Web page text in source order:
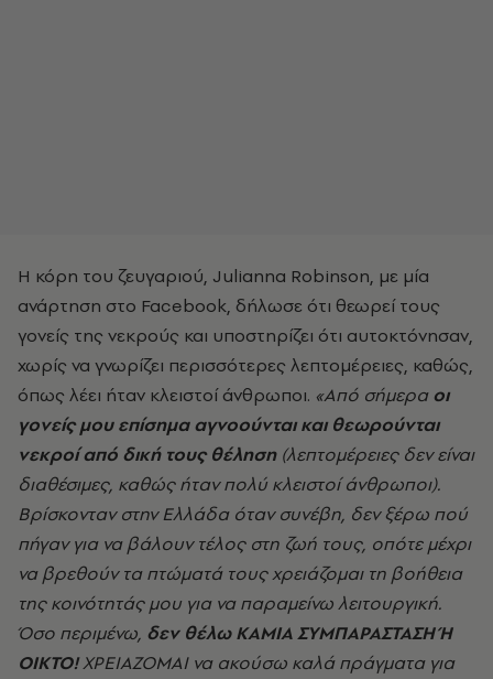
Η κόρη του ζευγαριού, Julianna Robinson, με μία
ανάρτηση στο Facebook, δήλωσε ότι θεωρεί τους
γονείς της νεκρούς και υποστηρίζει ότι αυτοκτόνησαν,
χωρίς να γνωρίζει περισσότερες λεπτομέρειες, καθώς,
όπως λέει ήταν κλειστοί άνθρωποι. «Από σήμερα οι
γονείς μου επίσημα αγνοούνται και θεωρούνται
νεκροί από δική τους θέληση(λεπτομέρειες δεν είναι
διαθέσιμες, καθώς ήταν πολύ κλειστοί άνθρωποι).
Βρίσκονταν στην Ελλάδα όταν συνέβη, δεν ξέρω πού
πήγαν για να βάλουν τέλος στη ζωή τους, οπότε μέχρι
να βρεθούν τα πτώματά τους χρειάζομαι τη βοήθεια
της κοινότητάς μου για να παραμείνω λειτουργική.
Όσο περιμένω, δεν θέλω ΚΑΜΙΑ ΣΥΜΠΑΡΑΣΤΑΣΗ Ή
ΟΙΚΤΟ!ΧΡΕΙΑΖΟΜΑΙ να ακούσω καλά πράγματα για